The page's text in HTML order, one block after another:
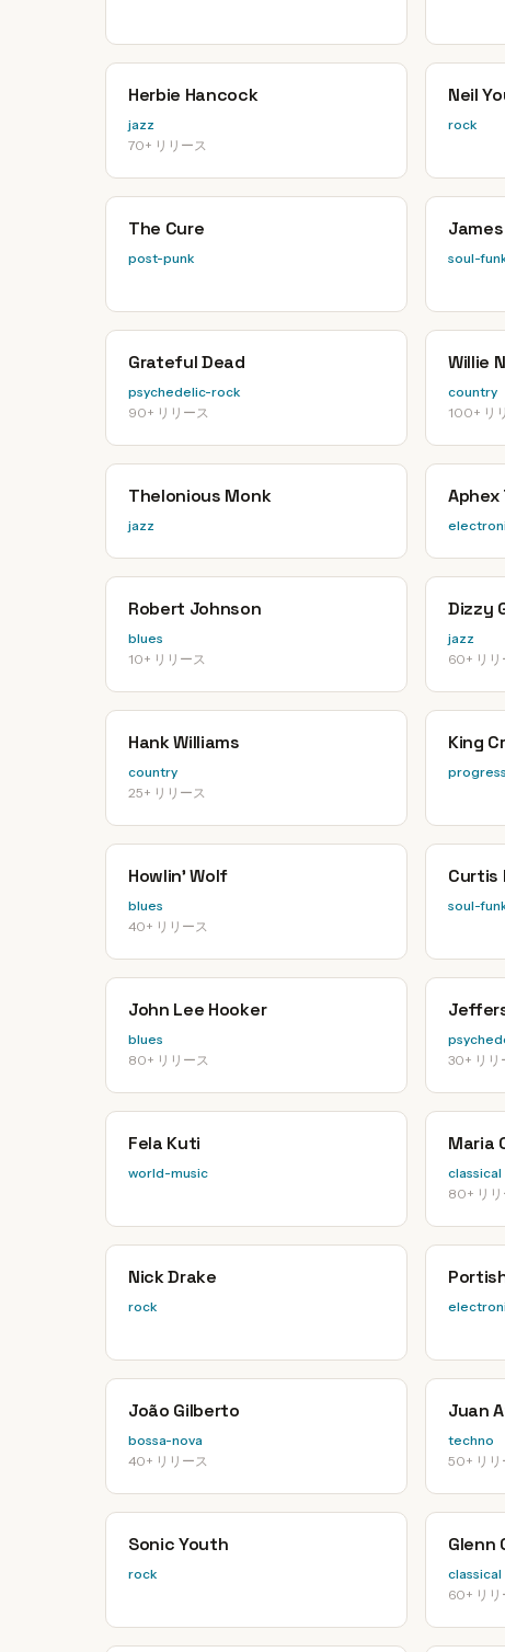
Herbie Hancock
jazz
70+ リリース
Neil
rock
The Cure
post-punk soul-
Grateful Dead
psychedelic-rock
90+ リリース
Willie
country
100+ リ
Thelonious Monk
jazz
Aphex
Robert Johnson
blues
10+ リリース
Dizzy
jazz
60+ リリ
Hank Williams
country
25+ リリース
King
Howlin' Wolf
blues
40+ リリース
Curtis
soul-
John Lee Hooker
blues
80+ リリース
30+ リリ
Fela Kuti
world-music
Maria
classical
80+ リリ
Nick Drake
rock
João Gilberto
bossa-nova
40+ リリース
Juan
techno
50+ リリ
Sonic Youth
rock
Glenn
classical
60+ リリ